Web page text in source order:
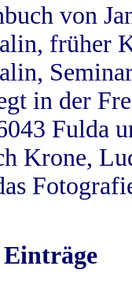
von
früher
in der
Fulda
Krone,
Einträge